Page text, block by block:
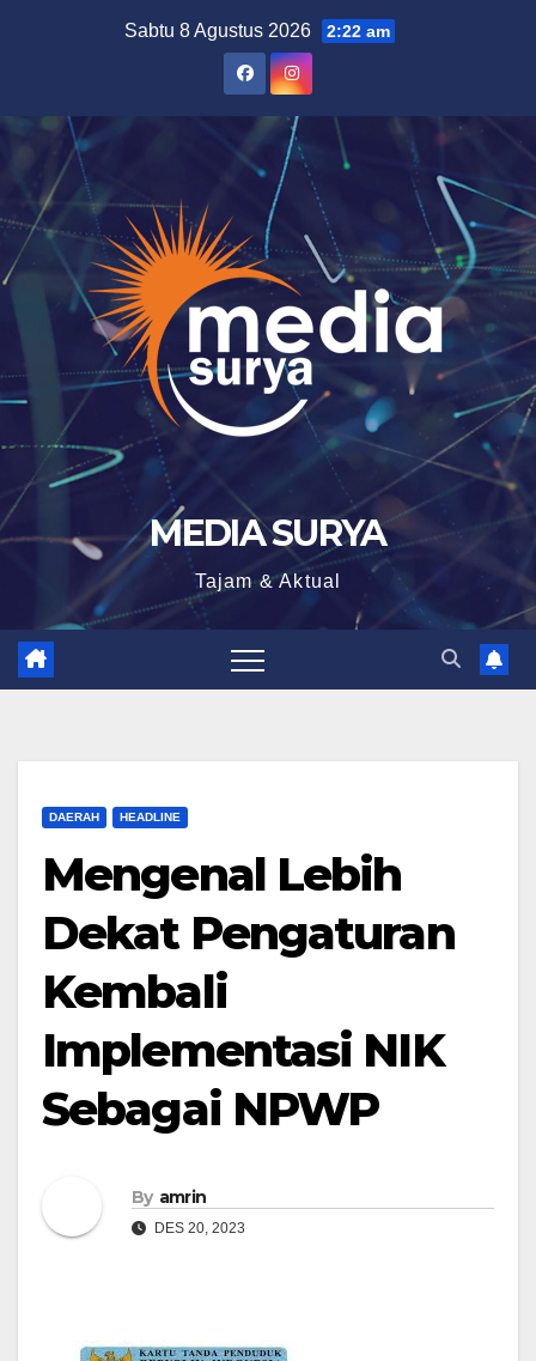
Sabtu 8 Agustus 2026 2:22 am
MEDIA SURYA
Tajam & Aktual
DAERAH HEADLINE
Mengenal Lebih
Dekat Pengaturan
Kembali
Implementasi NIK
Sebagai NPWP
By amrin
DES 20, 2023